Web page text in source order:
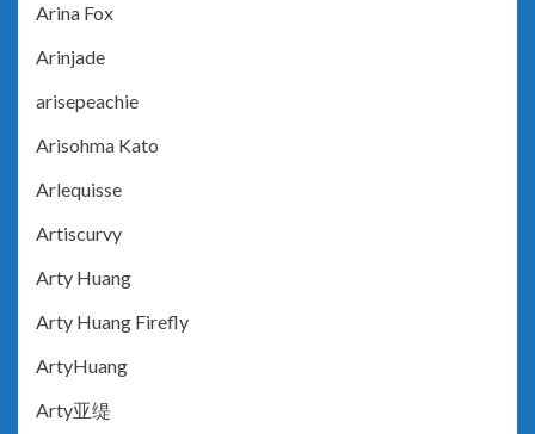
Arina Fox
Arinjade
arisepeachie
Arisohma Kato
Arlequisse
Artiscurvy
Arty Huang
Arty Huang Firefly
ArtyHuang
Arty亚缇